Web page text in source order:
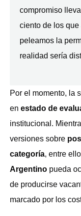
compromiso
ciento de los
peleamos la
realidad sería
Por el momento, la
en estado de
institucional.
versiones sobre
categoría, entre
Argentino pueda
de producirse
marcado por los